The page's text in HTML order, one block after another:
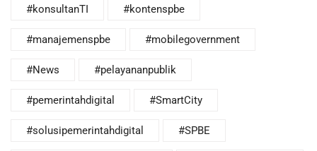
#konsultanTI #kontenspbe
#manajemenspbe #mobilegovernment
#News #pelayananpublik
#pemerintahdigital #SmartCity
#solusipemerintahdigital #SPBE